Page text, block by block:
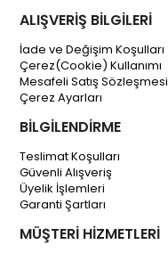
ALIŞVERİŞ BİLGİLERİ
İade ve Değişim Koşulları
Çerez(Cookie) Kullanımı
Mesafeli Satış Sözleşmesi
Çerez Ayarları
BİLGİLENDİRME
Teslimat Koşulları
Güvenli Alışveriş
Üyelik İşlemleri
Garanti Şartları
MÜŞTERİ HİZMETLERİ